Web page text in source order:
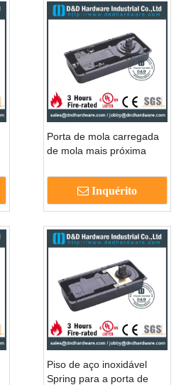
Porta de mola carregada
de mola mais próxima
DDFS312
Inquérito
Piso de aço inoxidável
Spring para a porta de